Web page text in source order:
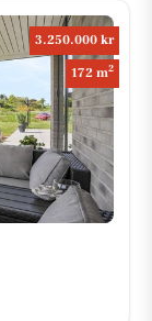
3.250.000 kr
172 m2